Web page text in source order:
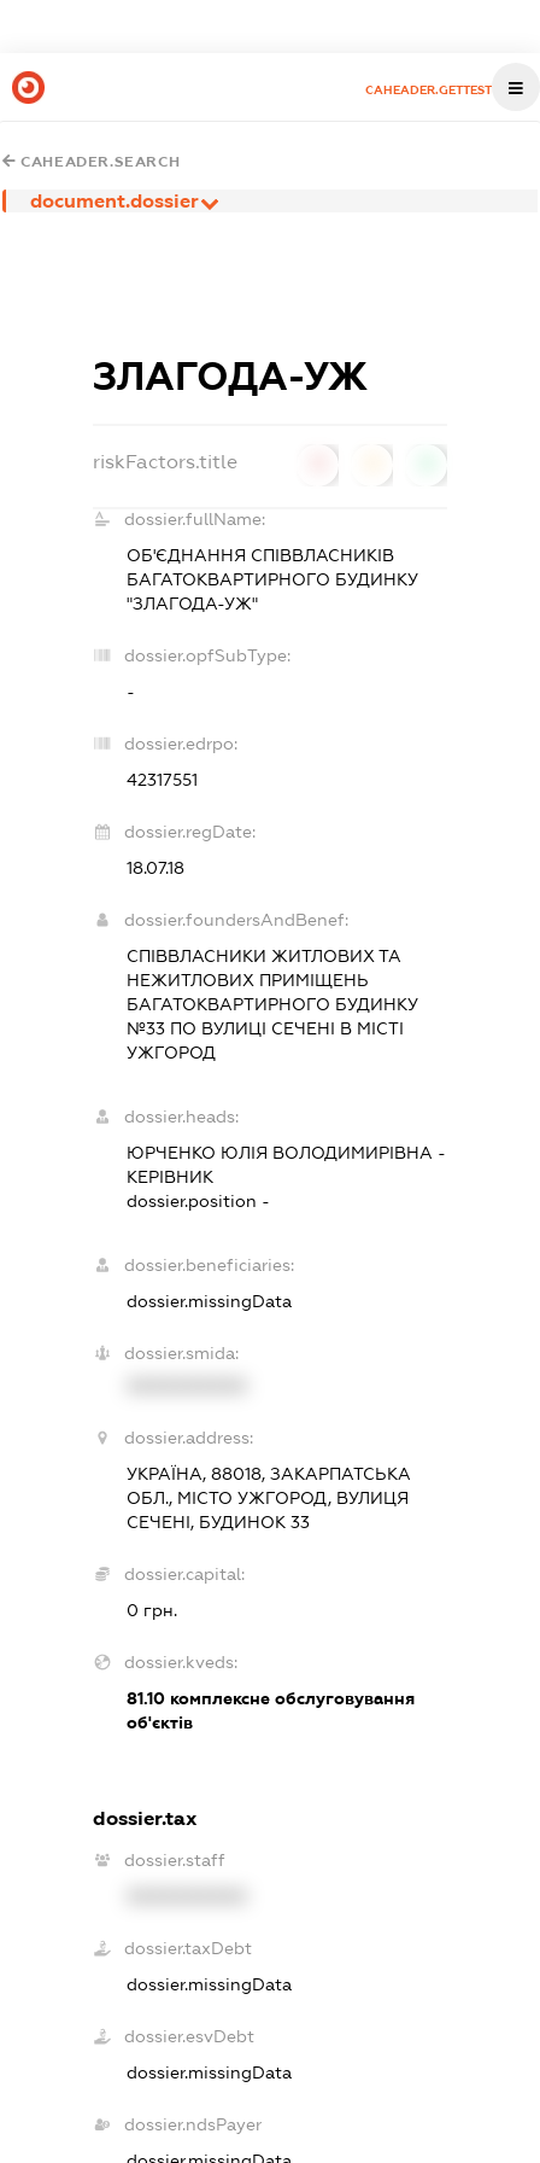
CAHEADER.GETTEST
CAHEADER.SEARCH
document.dossier
ЗЛАГОДА-УЖ
riskFactors.title
dossier.fullName:
ОБ'ЄДНАННЯ СПІВВЛАСНИКІВ
БАГАТОКВАРТИРНОГО БУДИНКУ
"ЗЛАГОДА-УЖ"
dossier.opfSubType:
-
dossier.edrpo:
42317551
dossier.regDate:
18.07.18
dossier.foundersAndBenef:
СПІВВЛАСНИКИ ЖИТЛОВИХ ТА
НЕЖИТЛОВИХ ПРИМІЩЕНЬ
БАГАТОКВАРТИРНОГО БУДИНКУ
№33 ПО ВУЛИЦІ СЕЧЕНІ В МІСТІ
УЖГОРОД
dossier.heads:
ЮРЧЕНКО ЮЛІЯ ВОЛОДИМИРІВНА -
КЕРІВНИК
dossier.position -
dossier.beneficiaries:
dossier.missingData
dossier.smida:
dossier.address:
УКРАЇНА, 88018, ЗАКАРПАТСЬКА
ОБЛ., МІСТО УЖГОРОД, ВУЛИЦЯ
СЕЧЕНІ, БУДИНОК 33
dossier.capital:
0 грн.
dossier.kveds:
81.10комплексне обслуговування
об'єктів
dossier.tax
dossier.staff
dossier.taxDebt
dossier.missingData
dossier.esvDebt
dossier.missingData
dossier.ndsPayer